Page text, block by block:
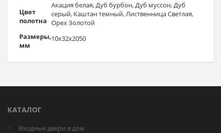
Цвет
полотна
Акация белая, Дуб бурбон, Дуб муссон, Дуб
серый, Каштан темный, Лиственница Светлая,
Орех Золотой
Размеры,
мм
10x32x2050
КАТАЛОГ
Входные двери в дом